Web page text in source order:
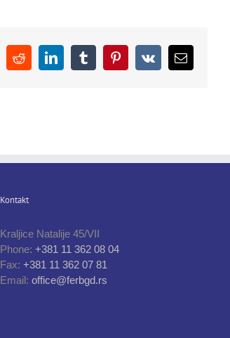
RedditLinkedInTumblrPinterest
Vk Email
Kontakt
Kraljice Natalije 45/VII
Phone: +381 11 362 08 04
Fax: +381 11 362 07 81
Email: office@ferbgd.rs